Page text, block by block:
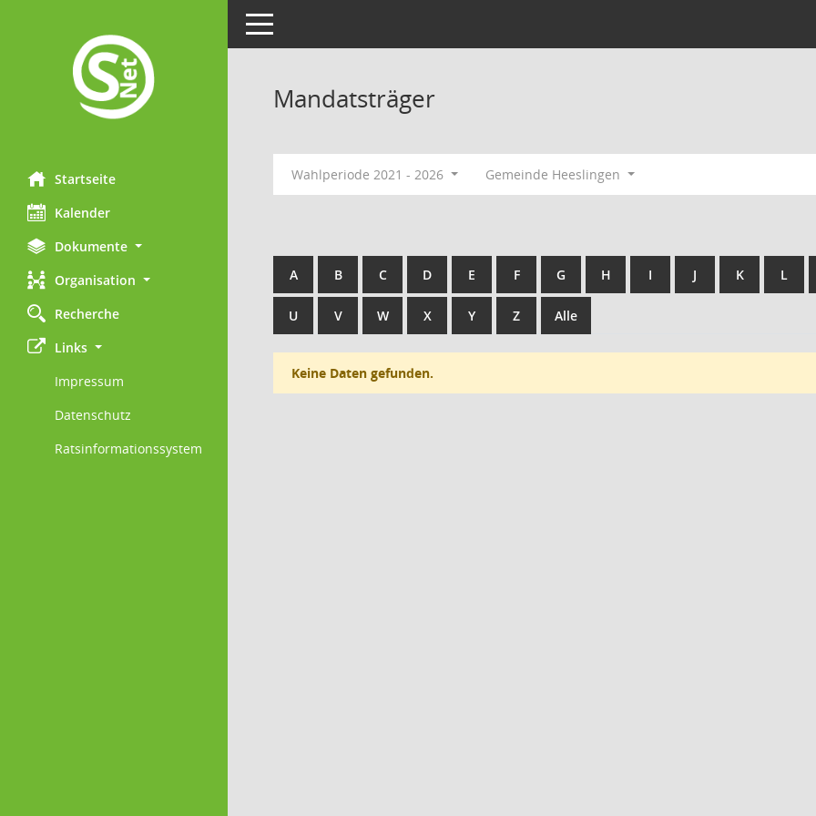
Startseite
Kalender
Dokumente
Organisation
Recherche
Links
Impressum
Datenschutz
Ratsinformationssystem
Toggle navigation
Mandatsträger
Wahlperiode 2021 - 2026 Gemeinde Heeslingen
A B C D E F G H I J K L
U V W X Y Z Alle
Keine Daten gefunden.